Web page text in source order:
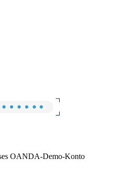
OANDA-Demo-Konto